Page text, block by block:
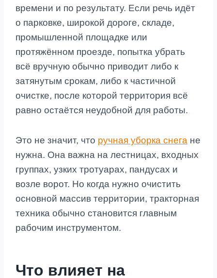
времени и по результату. Если речь идёт
о парковке, широкой дороге, складе,
промышленной площадке или
протяжённом проезде, попытка убрать
всё вручную обычно приводит либо к
затянутым срокам, либо к частичной
очистке, после которой территория всё
равно остаётся неудобной для работы.
Это не значит, что ручная уборка снега не
нужна. Она важна на лестницах, входных
группах, узких тротуарах, пандусах и
возле ворот. Но когда нужно очистить
основной массив территории, тракторная
техника обычно становится главным
рабочим инструментом.
Что влияет на